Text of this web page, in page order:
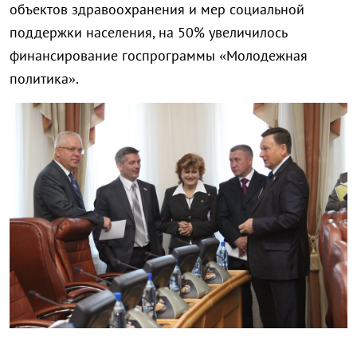
объектов здравоохранения и мер социальной
поддержки населения, на 50% увеличилось
финансирование госпрограммы «Молодежная
политика».